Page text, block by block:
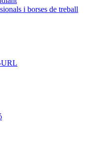
i borses de treball
URL